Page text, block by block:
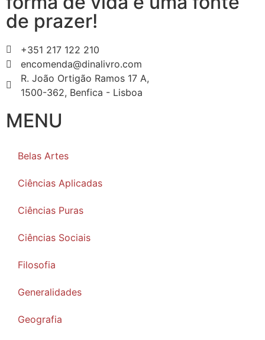
de prazer!
+351 217 122 210
encomenda@dinalivro.com
R. João Ortigão Ramos 17 A,
1500-362, Benfica - Lisboa
MENU
Belas Artes
Ciências Aplicadas
Ciências Puras
Ciências Sociais
Filosofia
Generalidades
Geografia